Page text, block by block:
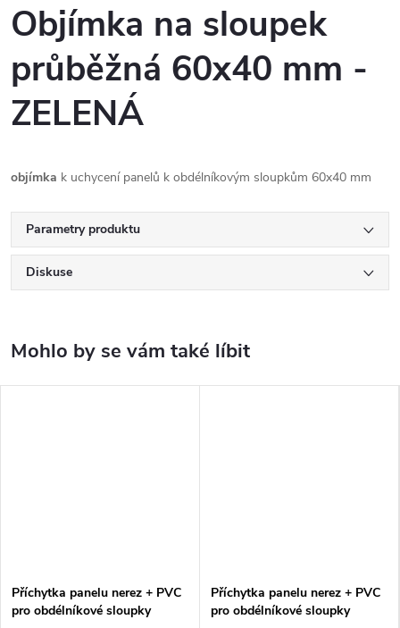
Objímka na sloupek
průběžná 60x40 mm -
ZELENÁ
objímka k uchycení panelů k obdélníkovým sloupkům 60x40 mm
Parametry produktu
Diskuse
Příchytka panelu nerez + PVC
pro obdélníkové sloupky
Příchytka panelu nerez + PVC
pro obdélníkové sloupky